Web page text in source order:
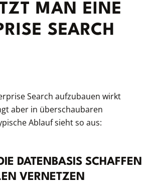
MAN EINE
SEARCH
Search aufzubauen wirkt
aber in überschaubaren
Ablauf sieht so aus:
DATENBASIS SCHAFFEN
VERNETZEN